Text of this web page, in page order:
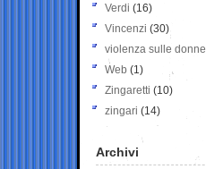
Verdi (16)
Vincenzi (30)
violenza sulle donne
Web (1)
Zingaretti (10)
zingari (14)
Archivi